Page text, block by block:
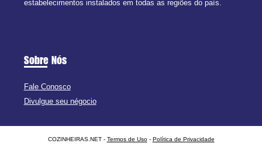
estabelecimentos instalados em todas as regiões do país.
Sobre Nós
Fale Conosco
Divulgue seu négocio
COZINHEIRAS.NET - Termos de Uso- Política de Privacidade